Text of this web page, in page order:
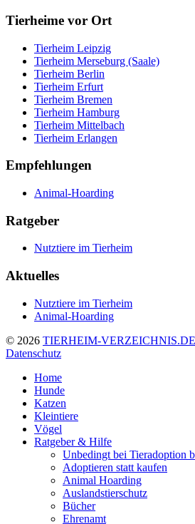
Tierheime vor Ort
Tierheim Leipzig
Tierheim Merseburg (Saale)
Tierheim Berlin
Tierheim Erfurt
Tierheim Bremen
Tierheim Hamburg
Tierheim Mittelbach
Tierheim Erlangen
Empfehlungen
Animal-Hoarding
Ratgeber
Nutztiere im Tierheim
Aktuelles
Nutztiere im Tierheim
Animal-Hoarding
© 2026 TIERHEIM-VERZEICHNIS.DE
Datenschutz
Home
Hunde
Katzen
Kleintiere
Vögel
Ratgeber & Hilfe
Unbedingt bei Tieradoption
Adoptieren statt kaufen
Animal Hoarding
Auslandstierschutz
Bücher
Ehrenamt